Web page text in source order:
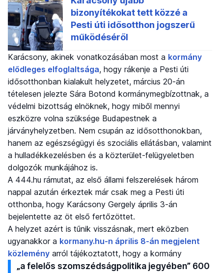
Karácsony, akinek vonatkozásában most a kormány
elődleges elfoglaltsága, hogy rákenje a Pesti úti
idősotthonban kialakult helyzetet, március 20-án
tételesen jelezte Sára Botond kormánymegbízottnak, a
védelmi bizottság elnöknek, hogy miből mennyi
eszközre volna szüksége Budapestnek a
járványhelyzetben. Nem csupán az idősotthonokban,
hanem az egészségügyi és szociális ellátásban, valamint
a hulladékkezelésben és a közterület-felügyeletben
dolgozók munkájához is.
A 444.hu rámutat, az első állami felszerelések három
nappal azután érkeztek már csak meg a Pesti úti
otthonba, hogy Karácsony Gergely április 3-án
bejelentette az öt első fertőzöttet.
A helyzet azért is tűnik visszásnak, mert eközben
ugyanakkor a kormany.hu-n április 8-án megjelent
közlemény arról tájékoztatott, hogy a kormány
„a felelős szomszédságpolitika jegyében” 600